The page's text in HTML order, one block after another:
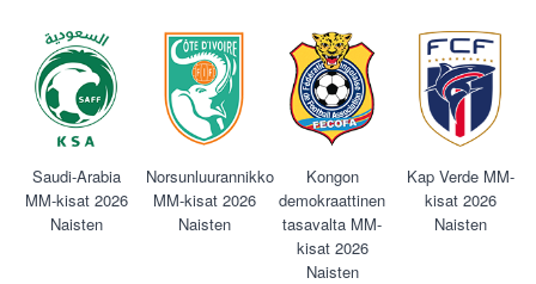
Saudi-Arabia
MM-kisat 2026
Naisten
Norsunluurannikko
MM-kisat 2026
Naisten
Kongon
demokraattinen
tasavalta MM-
kisat 2026
Naisten
Kap Verde MM-
kisat 2026
Naisten